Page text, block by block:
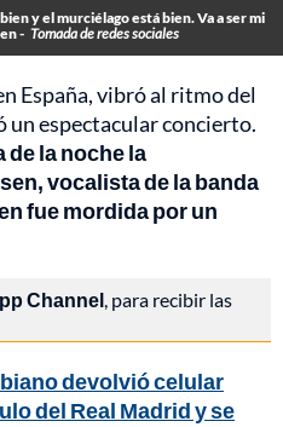
y el murciélago está bien. Va a ser mi
- Tomada de redes sociales
España, vibró al ritmo del
un espectacular concierto.
de la noche la
vocalista de la banda
fue mordida por un
Channel, para recibir las
devolvió celular
del Real Madrid y se